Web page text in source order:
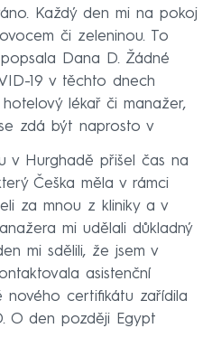
Každý den mi na pokoj
či zeleninou. To
Dana D. Žádné
19 v těchto dnech
lékař či manažer,
zdá být naprosto v
v Hurghadě přišel čas na
Češka měla v rámci
za mnou z kliniky a v
mi udělali důkladný
mi sdělili, že jsem v
asistenční
certifikátu zařídila
O den později Egypt